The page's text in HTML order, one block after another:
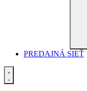
PREDAJNÁ SIEŤ